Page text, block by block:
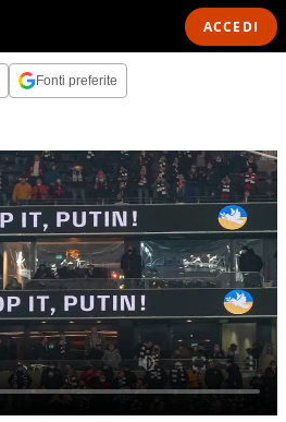
ACCEDI
Fonti preferite